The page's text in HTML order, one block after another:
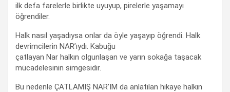
ilk defa farelerle birlikte uyuyup, pirelerle yaşamayı
öğrendiler.
Halk nasıl yaşadıysa onlar da öyle yaşayıp öğrendi. Halk
devrimcilerin NAR’ıydı. Kabuğu
çatlayan Nar halkın olgunlaşan ve yarın sokağa taşacak
mücadelesinin simgesidir.
Bu nedenle ÇATLAMIŞ NAR’IM da anlatılan hikaye halkın